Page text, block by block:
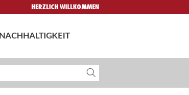
HERZLICH WILLKOMMEN
NACHHALTIGKEIT